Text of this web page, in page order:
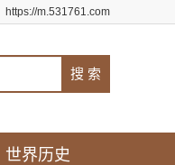
https://m.531761.com
世界历史